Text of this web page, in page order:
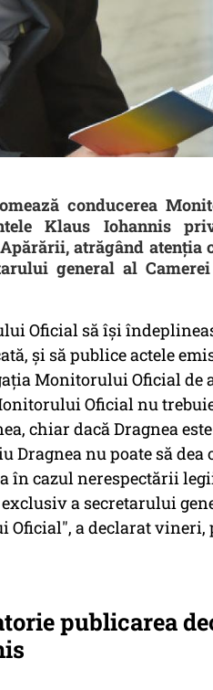
conducerea
Klaus Iohannis
atrăgând atenţia
general al
Oficial să îşi
şi să publice actele
Monitorului Oficial de
Oficial nu
chiar dacă Dragnea
Dragnea nu poate să
în cazul nerespectării
a secretarului
a declarat vineri,
publicarea